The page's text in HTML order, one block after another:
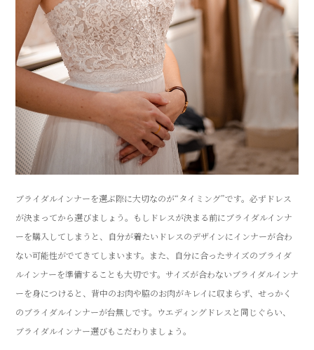
ブライダルインナーを選ぶ際に大切なのが“タイミング”です。必ずドレス
が決まってから選びましょう。もしドレスが決まる前にブライダルインナ
ーを購入してしまうと、自分が着たいドレスのデザインにインナーが合わ
ない可能性がでてきてしまいます。また、自分に合ったサイズのブライダ
ルインナーを準備することも大切です。サイズが合わないブライダルインナ
ーを身につけると、背中のお肉や脇のお肉がキレイに収まらず、せっかく
のブライダルインナーが台無しです。ウエディングドレスと同じぐらい、
ブライダルインナー選びもこだわりましょう。